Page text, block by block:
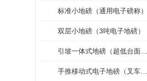
标准小地磅（通用电子磅称）
双层小地磅（3吨电子地磅）